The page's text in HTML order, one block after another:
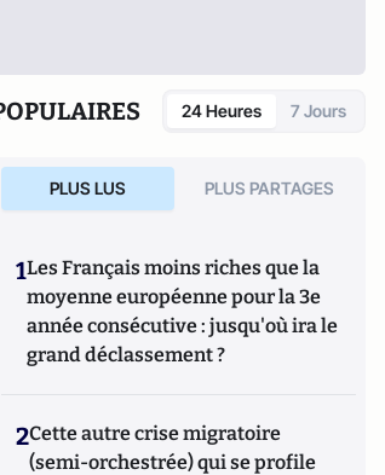
24 Heures 7 Jours
PLUS LUS PLUS PARTAGES
1Les Français moins riches que la
moyenne européenne pour la 3e
année consécutive : jusqu'où ira le
grand déclassement ?
2Cette autre crise migratoire
(semi-orchestrée) qui se profile